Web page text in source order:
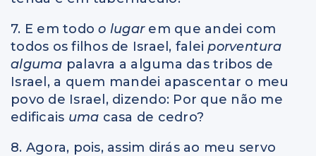
7. E em todoo lugar em que andei com
todos os filhos de Israel, faleiporventura
alguma palavra a alguma das tribos de
Israel, a quem mandei apascentar o meu
povo de Israel, dizendo: Por que não me
edificais uma casa de cedro?
8. Agora, pois, assim dirás ao meu servo